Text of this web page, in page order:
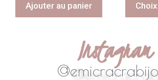
Ajouter au panier
Instagram